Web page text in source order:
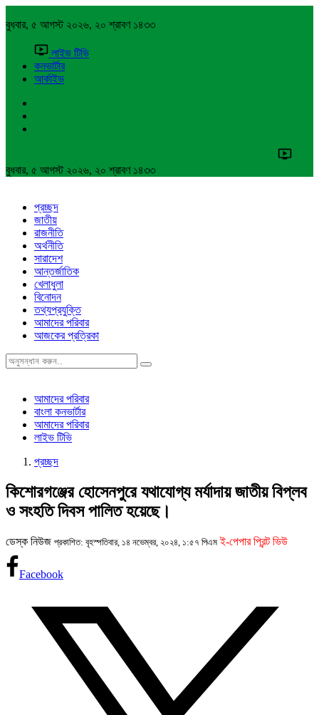
বুধবার, ৫ আগস্ট ২০২৬, ২০ শ্রাবণ ১৪৩৩
লাইভ টিভি
কনভার্টার
আর্কাইভ
বুধবার, ৫ আগস্ট ২০২৬, ২০ শ্রাবণ ১৪৩৩
প্রচ্ছদ
জাতীয়
রাজনীতি
অর্থনীতি
সারাদেশ
আন্তর্জাতিক
খেলাধুলা
বিনোদন
তথ্যপ্রযুক্তি
আমাদের পরিবার
আজকের প্রত্রিকা
আমাদের পরিবার
বাংলা কনভার্টার
আমাদের পরিবার
লাইভ টিভি
প্রচ্ছদ
কিশোরগঞ্জের হোসেনপুরে যথাযোগ্য মর্যাদায় জাতীয় বিপ্লব
ও সংহতি দিবস পালিত হয়েছে।
ডেস্ক নিউজ প্রকাশিত: বৃহস্পতিবার, ১৪ নভেম্বর, ২০২৪, ১:৫৭ পিএম ই-পেপার প্রিন্ট ভিউ
Facebook